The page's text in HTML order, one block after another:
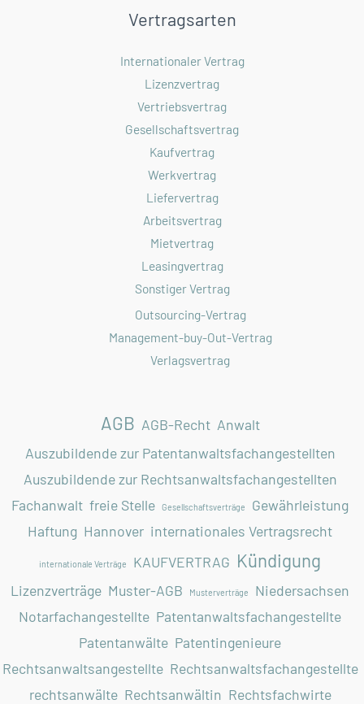
Vertragsarten
Internationaler Vertrag
Lizenzvertrag
Vertriebsvertrag
Gesellschaftsvertrag
Kaufvertrag
Werkvertrag
Liefervertrag
Arbeitsvertrag
Mietvertrag
Leasingvertrag
Sonstiger Vertrag
Outsourcing-Vertrag
Management-buy-Out-Vertrag
Verlagsvertrag
AGB AGB-Recht Anwalt
Auszubildende zur Patentanwaltsfachangestellten
Auszubildende zur Rechtsanwaltsfachangestellten
Fachanwalt freie Stelle Gesellschaftsverträge
Gewährleistung
Haftung Hannover internationales Vertragsrecht
internationale Verträge KAUFVERTRAG Kündigung
Lizenzverträge Muster-AGB Musterverträge
Niedersachsen
Notarfachangestellte Patentanwaltsfachangestellte
Patentanwälte Patentingenieure
Rechtsanwaltsangestellte Rechtsanwaltsfachangestellte
rechtsanwälte Rechtsanwältin Rechtsfachwirte